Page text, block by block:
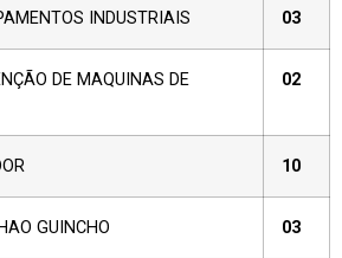
INDUSTRIAIS 03
DE MAQUINAS DE
02
10
GUINCHO 03